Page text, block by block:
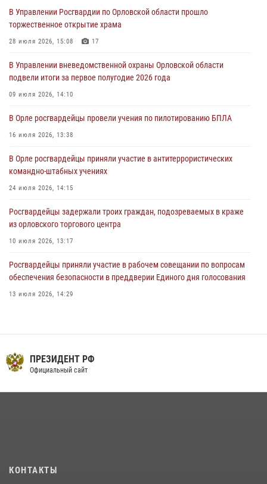
первое полугодие
05 августа 2026, 13:12
совершении противоправных действий
04 августа 2026, 14:21
04 августа 2026, 14:06
предоставлении госуслуг
03 августа 2026, 14:30
В Управлении Росгвардии по Орловской области прошло
торжественное открытие храма
28 июля 2026, 15:08 17
В Управлении вневедомственной охраны Орловской области
подвели итоги за первое полугодие 2026 года
09 июля 2026, 14:10
В Орле росгвардейцы провели учения по пилотированию БПЛА
16 июля 2026, 13:38
В Орле росгвардейцы приняли участие в антитеррористических
командно-штабных учениях
24 июля 2026, 14:15
Росгвардейцы задержали троих граждан, подозреваемых в краже
из орловского торгового центра
10 июля 2026, 13:17
Росгвардейцы приняли участие в рабочем совещании по вопросам
обеспечения безопасности в преддверии Единого дня голосования
13 июля 2026, 14:29
16 июля 2026, 13:34
Сотрудники Росгвардии пресекли дебош в орловском кафе
30 июля 2026, 14:27
15 июля 2026, 14:49
ПРЕЗИДЕНТ РФ
Официальный сайт
КОНТАКТЫ